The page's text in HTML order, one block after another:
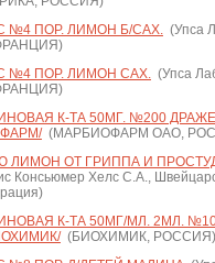
№4 ПОР. ЛИМОН Б/САХ.(Упса
№4 ПОР. ЛИМОН САХ.(Упса
К-ТА 50МГ. №200
(МАРБИОФАРМ ОАО,
ЛИМОН ОТ ГРИППА И
Консьюмер Хелс С.А.,
К-ТА 50МГ/МЛ. 2МЛ.
(БИОХИМИК, РОССИЯ)